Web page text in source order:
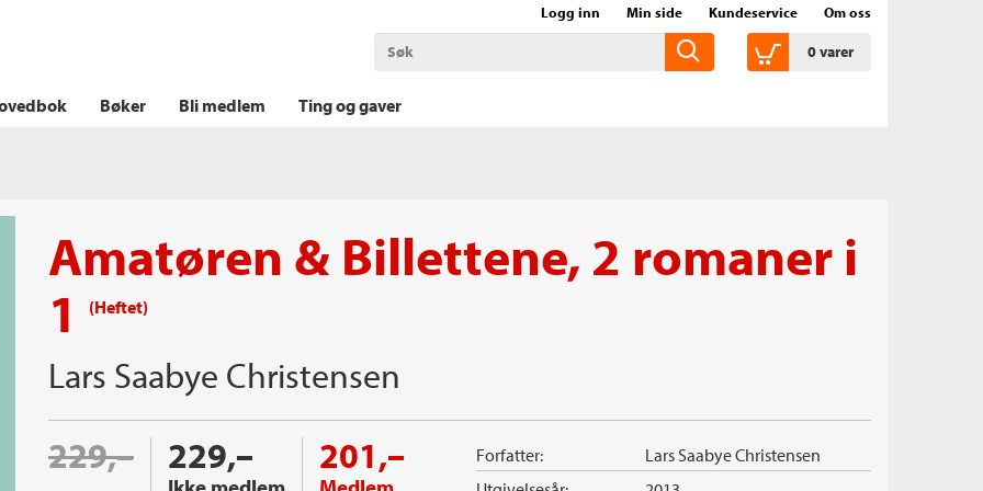
Logg inn Min side Kundeservice Om oss
0varer
Bøker Bli medlem Ting og gaver
Amatøren & Billettene, 2 romaner i
1
(Heftet)
Lars Saabye Christensen
229,–
229,– 201,– Forfatter: Lars Saabye Christensen